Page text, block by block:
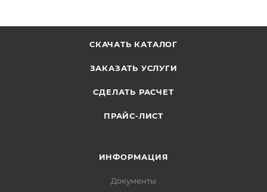
СКАЧАТЬ КАТАЛОГ
ЗАКАЗАТЬ УСЛУГИ
СДЕЛАТЬ РАСЧЕТ
ПРАЙС-ЛИСТ
ИНФОРМАЦИЯ
Документы